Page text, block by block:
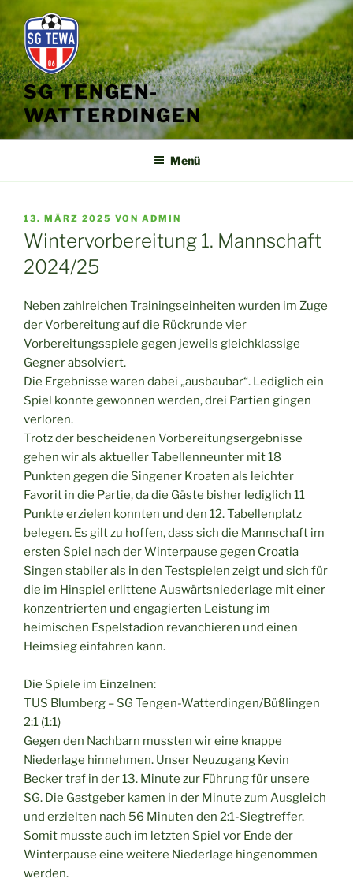
Inhalt
springen
SG TENGEN-
WATTERDINGEN
Menü
VERÖFFENTLICHT
AM
13. MÄRZ 2025 VON ADMIN
Wintervorbereitung 1. Mannschaft
2024/25
Neben zahlreichen Trainingseinheiten wurden im Zuge
der Vorbereitung auf die Rückrunde vier
Vorbereitungsspiele gegen jeweils gleichklassige
Gegner absolviert.
Die Ergebnisse waren dabei „ausbaubar“. Lediglich ein
Spiel konnte gewonnen werden, drei Partien gingen
verloren.
Trotz der bescheidenen Vorbereitungsergebnisse
gehen wir als aktueller Tabellenneunter mit 18
Punkten gegen die Singener Kroaten als leichter
Favorit in die Partie, da die Gäste bisher lediglich 11
Punkte erzielen konnten und den 12. Tabellenplatz
belegen. Es gilt zu hoffen, dass sich die Mannschaft im
ersten Spiel nach der Winterpause gegen Croatia
Singen stabiler als in den Testspielen zeigt und sich für
die im Hinspiel erlittene Auswärtsniederlage mit einer
konzentrierten und engagierten Leistung im
heimischen Espelstadion revanchieren und einen
Heimsieg einfahren kann.
Die Spiele im Einzelnen:
TUS Blumberg – SG Tengen-Watterdingen/Büßlingen
2:1 (1:1)
Gegen den Nachbarn mussten wir eine knappe
Niederlage hinnehmen. Unser Neuzugang Kevin
Becker traf in der 13. Minute zur Führung für unsere
SG. Die Gastgeber kamen in der Minute zum Ausgleich
und erzielten nach 56 Minuten den 2:1-Siegtreffer.
Somit musste auch im letzten Spiel vor Ende der
Winterpause eine weitere Niederlage hingenommen
werden.